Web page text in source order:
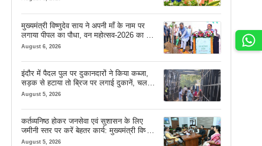
मुख्यमंत्री विष्णुदेव साय ने अपनी माँ के नाम पर
लगाया पीपल का पौधा, वन महोत्सव-2026 का हुआ
शुभारंभ
August 6, 2026
इंदौर में पैदल पुल पर दुकानदारों ने किया कब्जा,
सड़क से हटाया तो ब्रिज पर लगाई दुकानें, चलने
की जगह भी नहीं मिल रही
August 5, 2026
कर्तव्यनिष्ठ होकर जनसेवा एवं सुशासन के लिए
जमीनी स्तर पर करें बेहतर कार्य: मुख्यमंत्री विष्णु
देव साय
August 5, 2026